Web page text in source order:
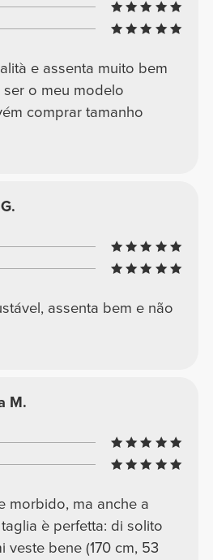
e assenta muito bem
o meu modelo
comprar tamanho
assenta bem e não
M.
morbido, ma anche a
è perfetta: di solito
veste bene (170 cm, 53